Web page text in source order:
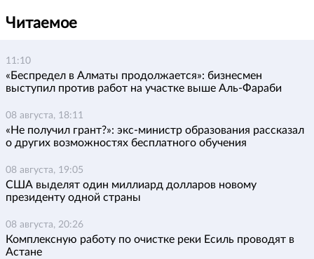
Читаемое
11:10
«Беспредел в Алматы продолжается»: бизнесмен
выступил против работ на участке выше Аль-Фараби
08 августа, 18:11
«Не получил грант?»: экс-министр образования рассказал
о других возможностях бесплатного обучения
08 августа, 19:05
США выделят один миллиард долларов новому
президенту одной страны
08 августа, 20:26
Комплексную работу по очистке реки Есиль проводят в
Астане